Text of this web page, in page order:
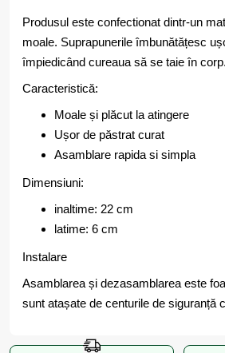
Produsul este confectionat dintr-un
moale. Suprapunerile îmbunătățesc
împiedicând cureaua să se taie în corp.
Caracteristică:
Moale și plăcut la atingere
Ușor de păstrat curat
Asamblare rapida si simpla
Dimensiuni:
inaltime: 22 cm
latime: 6 cm
Instalare
Asamblarea și dezasamblarea este
sunt atașate de centurile de siguranță